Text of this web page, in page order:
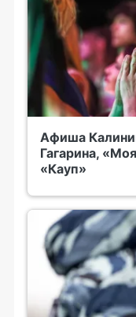
Афиша
Гагарина,
«Кауп»